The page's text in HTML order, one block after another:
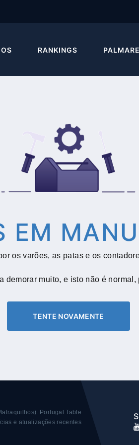
RANKINGS
EM
os varões, as patas e os
demorar muito, e isto não é normal,
TENTE NOVAMENTE
Portugal Table
e atualizações recentes